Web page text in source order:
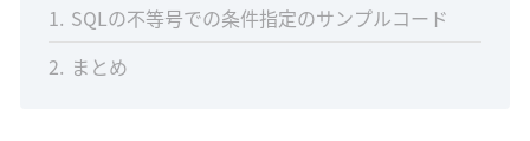
1 SQLの不等号での条件指定のサンプルコード
2 まとめ